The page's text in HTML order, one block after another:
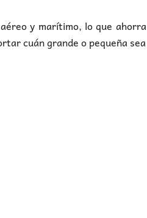
y marítimo, lo que ahorra
cuán grande o pequeña sea